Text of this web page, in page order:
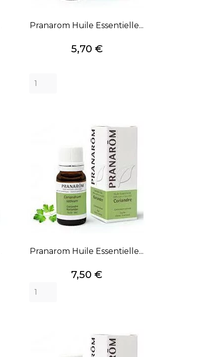
Pranarom Huile Essentielle...
Prix
5,70 €
Pranarom Huile Essentielle...
Prix
7,50 €